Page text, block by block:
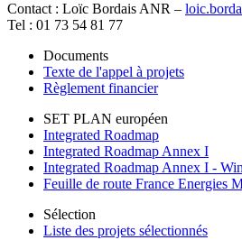
Contact : Loïc Bordais ANR –
Tel : 01 73 54 81 77
Documents
Texte de l'appel à projets
Règlement financier
SET PLAN européen
Integrated Roadmap
Integrated Roadmap Annex I
Integrated Roadmap Annex I -
Feuille de route France Energies
Sélection
Liste des projets sélectionnés